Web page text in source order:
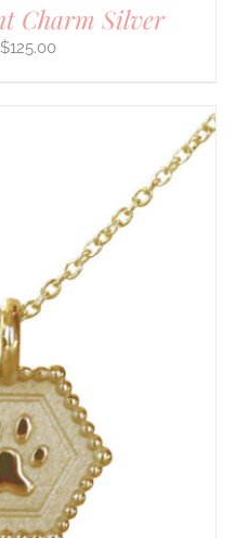
Charm Silver
$125.00